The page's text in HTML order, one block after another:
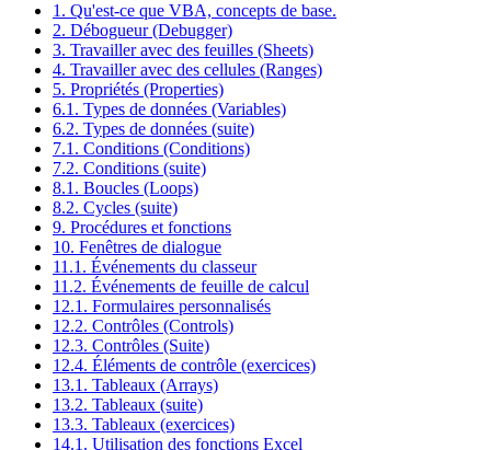
1. Qu'est-ce que VBA, concepts de base.
2. Débogueur (Debugger)
3. Travailler avec des feuilles (Sheets)
4. Travailler avec des cellules (Ranges)
5. Propriétés (Properties)
6.1. Types de données (Variables)
6.2. Types de données (suite)
7.1. Conditions (Conditions)
7.2. Conditions (suite)
8.1. Boucles (Loops)
8.2. Cycles (suite)
9. Procédures et fonctions
10. Fenêtres de dialogue
11.1. Événements du classeur
11.2. Événements de feuille de calcul
12.1. Formulaires personnalisés
12.2. Contrôles (Controls)
12.3. Contrôles (Suite)
12.4. Éléments de contrôle (exercices)
13.1. Tableaux (Arrays)
13.2. Tableaux (suite)
13.3. Tableaux (exercices)
14.1. Utilisation des fonctions Excel